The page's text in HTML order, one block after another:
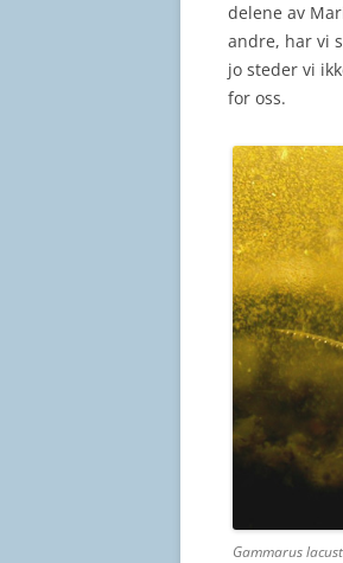
delene av
andre, har vi
jo steder vi
for oss.
Gammarus